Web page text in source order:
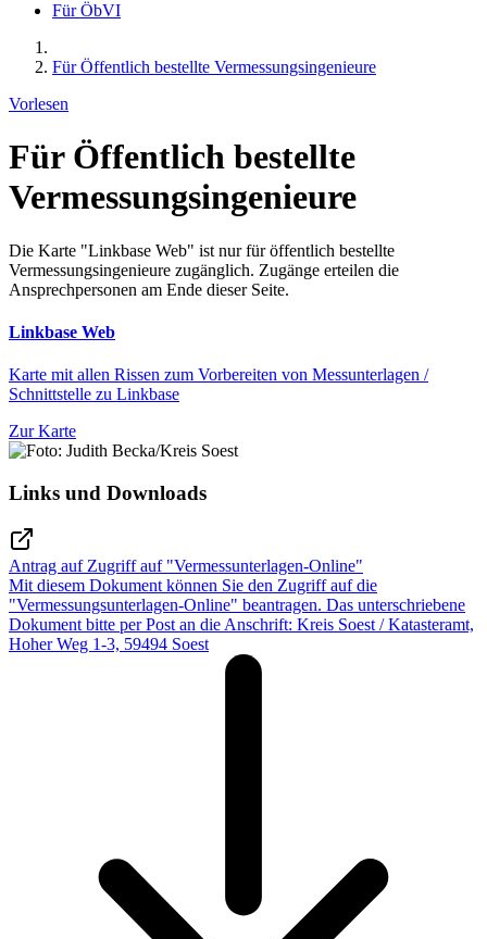
Für ÖbVI
Für Öffentlich bestellte Vermessungsingenieure
Vorlesen
Für Öffentlich bestellte
Vermessungsingenieure
Die Karte "Linkbase Web" ist nur für öffentlich bestellte
Vermessungsingenieure zugänglich. Zugänge erteilen die
Ansprechpersonen am Ende dieser Seite.
Linkbase Web
Karte mit allen Rissen zum Vorbereiten von Messunterlagen /
Schnittstelle zu Linkbase
Zur Karte
Links und Downloads
Antrag auf Zugriff auf "Vermessunterlagen-Online"
Mit diesem Dokument können Sie den Zugriff auf die
"Vermessungsunterlagen-Online" beantragen. Das unterschriebene
Dokument bitte per Post an die Anschrift: Kreis Soest / Katasteramt,
Hoher Weg 1-3, 59494 Soest